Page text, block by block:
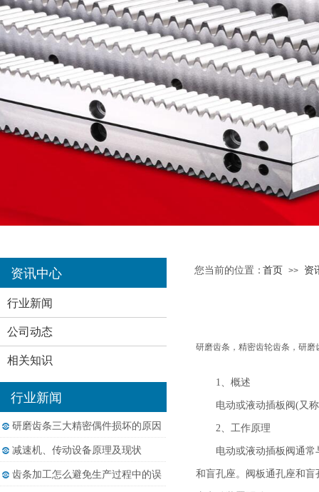
资讯中心 您当前的位置：首页 >> 资
行业新闻
公司动态
相关知识
研磨齿条，精密齿轮齿条，研磨
1、概述
电动或液动插板阀(又
2、工作原理
电动或液动插板阀通
和盲孔座。阀板通孔座和
行业新闻
研磨齿条三大精密偶件损坏的原因
减速机、传动设备原理及现状
齿条加工怎么避免生产过程中的误